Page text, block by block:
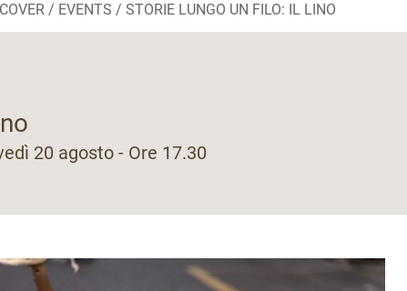
EVENTS STORIE LUNGO UN FILO: IL LINO
20 agosto - Ore 17.30